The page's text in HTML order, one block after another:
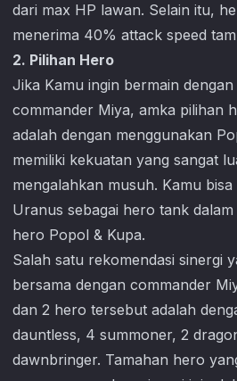
dari max HP lawan. Selain itu,
menerima 40% attack speed
2. Pilihan Hero
Jika Kamu ingin bermain
commander Miya, amka pilihan
adalah dengan menggunakan
memiliki kekuatan yang sangat
mengalahkan musuh. Kamu
Uranus sebagai hero tank
hero Popol & Kupa.
Salah satu rekomendasi sinergi
bersama dengan commander
dan 2 hero tersebut adalah
dauntless, 4 summoner, 2
dawnbringer. Tamahan hero